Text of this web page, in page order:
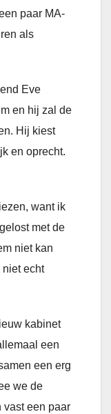
paar MA-
als
Eve
en hij zal de
Hij kiest
en oprecht.
want ik
met de
niet kan
niet echt
kabinet
een
een erg
we de
vast een paar